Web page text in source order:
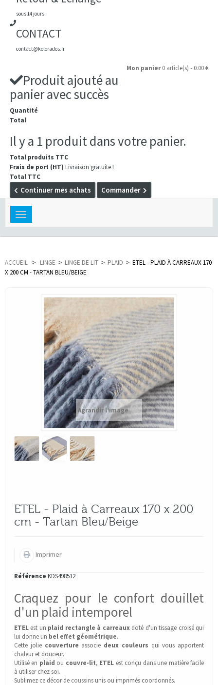
sous 14 jours
CONTACT
contact@kolorados.fr
Mon panier 0 article(s) - 0.00 €
Produit ajouté au
panier avec succès
Quantité
Total
Il y a 1 produit dans votre panier.
Total produits TTC
Frais de port (HT) Livraison gratuite !
Total TTC
Continuer mes achats Commander
Toggle
navigation
ACCUEIL > LINGE > LINGE DE LIT > PLAID > ETEL - PLAID À CARREAUX 170
X 200 CM - TARTAN BLEU/BEIGE
Agrandir l'image
ETEL - Plaid à Carreaux 170 x 200
cm - Tartan Bleu/Beige
Imprimer
Référence KDS498512
Craquez pour le confort douillet
d'un plaid intemporel
ETEL est un plaid rectangle à carreauxdoté d'un tissage croisé qui
lui donne un bel effet géométrique.
Cette jolie couverture associe deux couleurs qui vous apportent
chaleur et douceur.
Utilisé en plaid ou couvre-lit, ETEL est conçu dans une matière facile
à utiliser chez soi.
Sublimez ce décor de coussins unis ou imprimés coordonnés.